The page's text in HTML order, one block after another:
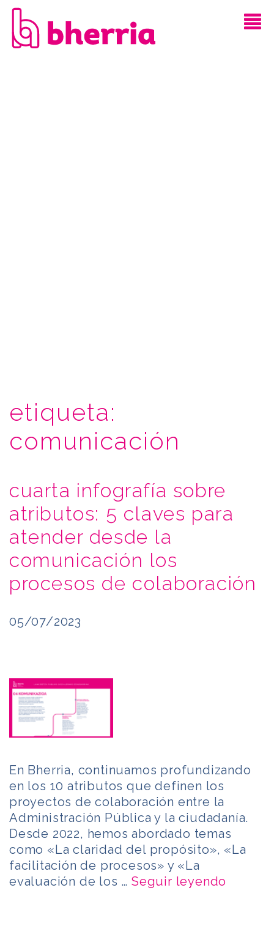
etiqueta:
comunicación
cuarta infografía sobre
atributos: 5 claves para
atender desde la
comunicación los
procesos de colaboración
05/07/2023
En Bherria, continuamos profundizando
en los 10 atributos que definen los
proyectos de colaboración entre la
Administración Pública y la ciudadanía.
Desde 2022, hemos abordado temas
como «La claridad del propósito», «La
facilitación de procesos» y «La
evaluación de los …Seguir leyendo